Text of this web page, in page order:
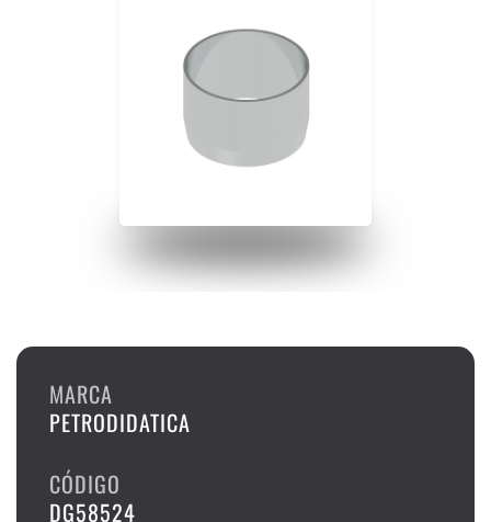
MARCA
PETRODIDATICA
CÓDIGO
DG58524